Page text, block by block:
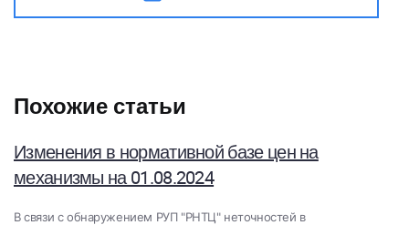
Похожие статьи
Изменения в нормативной базе цен на
механизмы на 01.08.2024
В связи с обнаружением РУП "РНТЦ" неточностей в